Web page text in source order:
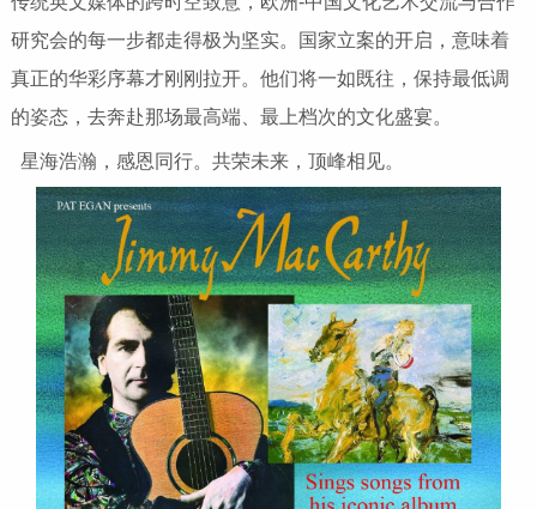
研究会的每一步都走得极为坚实。国家立案的开启，意味着
真正的华彩序幕才刚刚拉开。他们将一如既往，保持最低调
的姿态，去奔赴那场最高端、最上档次的文化盛宴。
星海浩瀚，感恩同行。共荣未来，顶峰相见。